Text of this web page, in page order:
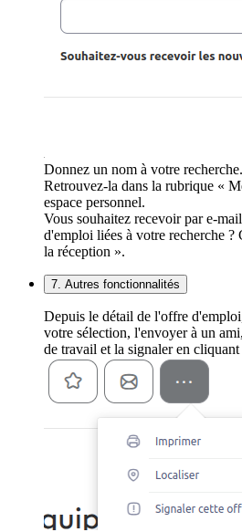
Donnez un nom à votre recherche.
Retrouvez-la dans la rubrique «
espace personnel.
Vous souhaitez recevoir par e-
d'emploi liées à votre recherche
la réception ».
7. Autres fonctionnalités
Depuis le détail de l'offre
votre sélection, l'envoyer à un
de travail et la signaler en cliquant